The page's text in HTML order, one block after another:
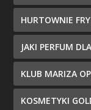
HURTOWNIE
JAKI PERFUM
KLUB MARIZA
KOSMETYKI